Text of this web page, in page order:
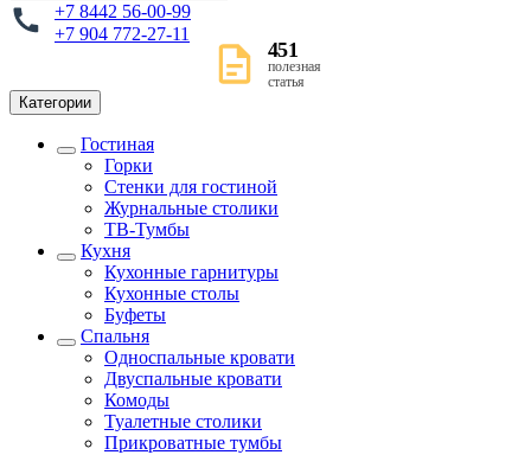
+7 8442 56-00-99
+7 904 772-27-11
451
полезная
статья
Категории
Гостиная
Горки
Стенки для гостиной
Журнальные столики
TВ-Тумбы
Кухня
Кухонные гарнитуры
Кухонные столы
Буфеты
Спальня
Односпальные кровати
Двуспальные кровати
Комоды
Туалетные столики
Прикроватные тумбы